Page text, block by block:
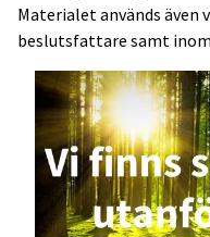
Materialet används även
beslutsfattare samt